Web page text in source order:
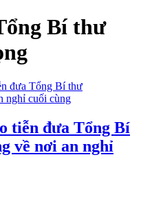
Bí thư
tiễn đưa Tổng Bí
về nơi an nghỉ